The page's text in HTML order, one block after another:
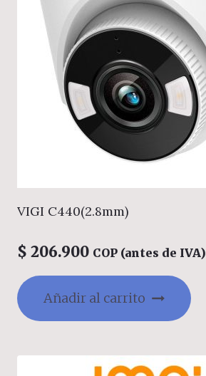
VIGI C440(2.8mm)
$ 206.900 COP (antes de IVA)
Añadir al carrito